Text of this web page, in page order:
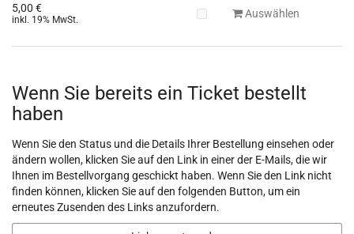
5,00 €
inkl. 19% MwSt.
Auswählen
Wenn Sie bereits ein Ticket bestellt
haben
Wenn Sie den Status und die Details Ihrer Bestellung einsehen oder
ändern wollen, klicken Sie auf den Link in einer der E-Mails, die wir
Ihnen im Bestellvorgang geschickt haben. Wenn Sie den Link nicht
finden können, klicken Sie auf den folgenden Button, um ein
erneutes Zusenden des Links anzufordern.